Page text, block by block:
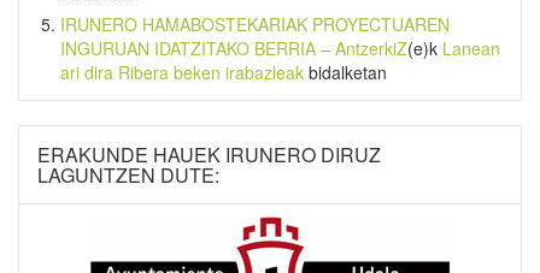
IRUNERO HAMABOSTEKARIAK PROYECTUAREN
INGURUAN IDATZITAKO BERRIA – AntzerkiZ(e)k Lanean
ari dira Ribera beken irabazleak bidalketan
ERAKUNDE HAUEK IRUNERO DIRUZ
LAGUNTZEN DUTE: